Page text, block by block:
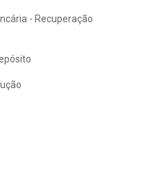
- Recuperação